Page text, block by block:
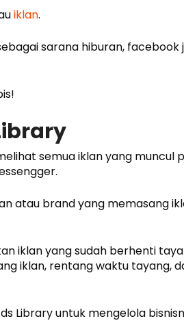
iklan.
sarana hiburan, facebook
semua iklan yang muncul
atau brand yang memasang
iklan yang sudah berhenti
iklan, rentang waktu tayang,
Library untuk mengelola